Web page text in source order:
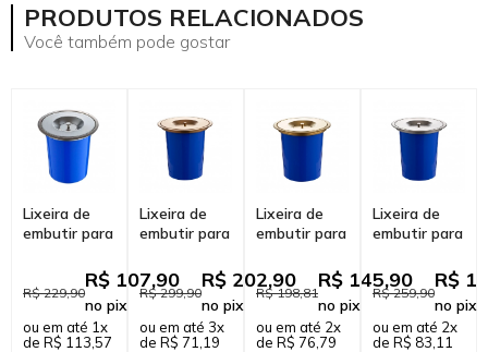
PRODUTOS RELACIONADOS
Você também pode gostar
Lixeira de
embutir para
Litros Aço
Inox 201
Prata Esco...
R$ 229,90
R$ 107,90
no pix
ou em até 1x
de R$ 113,57
Lixeira de
embutir para
Litros Aço
Inox 201
Ro...
R$ 299,90
R$ 202,90
no pix
ou em até 3x
de R$ 71,19
Lixeira de
embutir para
Litros Aço
Inox 201
Dourado Es...
R$ 198,81
R$ 145,90
no pix
ou em até 2x
de R$ 76,79
Lixeira de
embutir para
Litros Aço
Inox 201
Prata Esco...
R$ 259,90
R$
no pix
ou em até 2x
de R$ 83,11